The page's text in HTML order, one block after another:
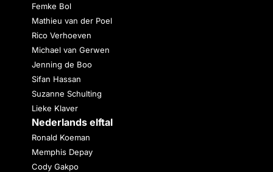
Femke Bol
Mathieu van der Poel
Rico Verhoeven
Michael van Gerwen
Jenning de Boo
Sifan Hassan
Suzanne Schulting
Lieke Klaver
Nederlands elftal
Ronald Koeman
Memphis Depay
Cody Gakpo